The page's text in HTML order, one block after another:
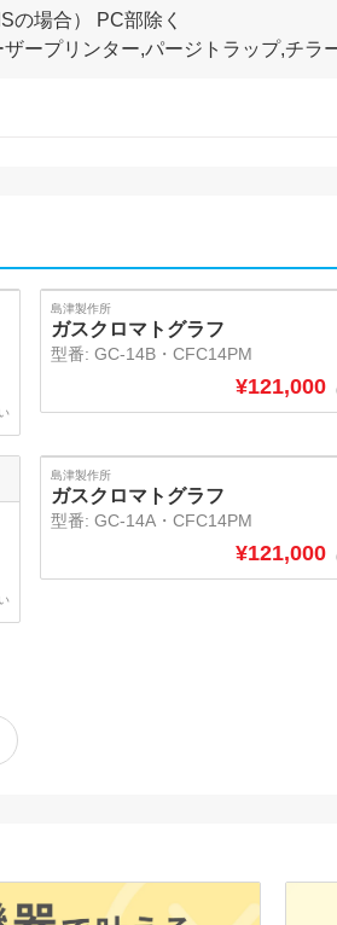
の場合） PC部除く
島津製作所
ガスクロマトグラフ
型番: GC-14B・CFC14PM
¥121,000
SOLD
島津製作所
ガスクロマトグラフ
型番: GC-14A・CFC14PM
¥121,000